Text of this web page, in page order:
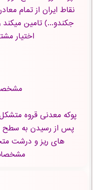
نقاط ایران از تمام
جکندو...) تامین
اختیار
پوکه معدنی قروه
پس از رسیدن به سطح
های ریز و درشت